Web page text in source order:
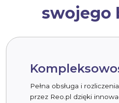
swojego
Pełna obsługa i
przez Reo.pl dzięki